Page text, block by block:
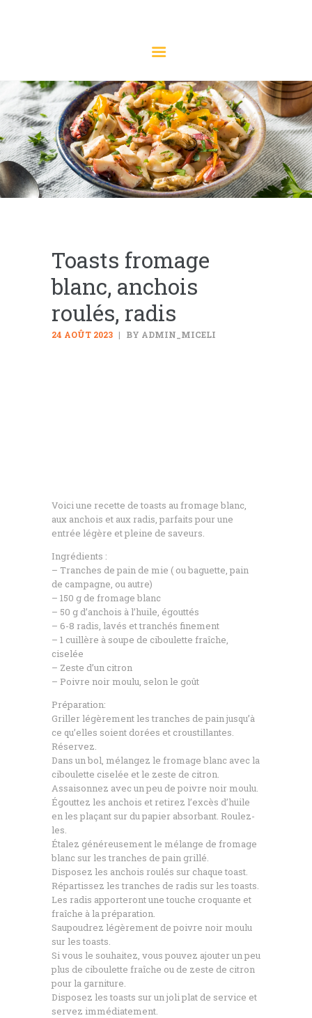
La référence de l'anchois
NOS PRODUITS
NOTRE HISTOIRE
L’ANCHOIS
LE SAVIEZ-VOUS ?
LES RECETTES
Toasts fromage
blanc, anchois
roulés, radis
24 AOÛT 2023 BY ADMIN_MICELI
Voici une recette de toasts au fromage blanc,
aux anchois et aux radis, parfaits pour une
entrée légère et pleine de saveurs.
Ingrédients :
– Tranches de pain de mie ( ou baguette, pain
de campagne, ou autre)
– 150 g de fromage blanc
– 50 g d’anchois à l’huile, égouttés
– 6-8 radis, lavés et tranchés finement
– 1 cuillère à soupe de ciboulette fraîche,
ciselée
– Zeste d’un citron
– Poivre noir moulu, selon le goût
Préparation:
Griller légèrement les tranches de pain jusqu’à
ce qu’elles soient dorées et croustillantes.
Réservez.
Dans un bol, mélangez le fromage blanc avec la
ciboulette ciselée et le zeste de citron.
Assaisonnez avec un peu de poivre noir moulu.
Égouttez les anchois et retirez l’excès d’huile
en les plaçant sur du papier absorbant. Roulez-
les.
Étalez généreusement le mélange de fromage
blanc sur les tranches de pain grillé.
Disposez les anchois roulés sur chaque toast.
Répartissez les tranches de radis sur les toasts.
Les radis apporteront une touche croquante et
fraîche à la préparation.
Saupoudrez légèrement de poivre noir moulu
sur les toasts.
Si vous le souhaitez, vous pouvez ajouter un peu
plus de ciboulette fraîche ou de zeste de citron
pour la garniture.
Disposez les toasts sur un joli plat de service et
servez immédiatement.